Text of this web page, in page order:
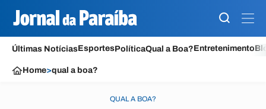
Últimas NotíciasEsportesPolíticaQual a Boa?Entretenimento
Home>qual a boa?
QUAL A BOA?